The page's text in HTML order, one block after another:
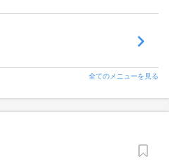
全てのメニューを見る